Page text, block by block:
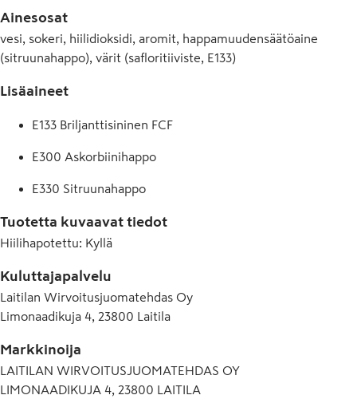
Ainesosat
vesi, sokeri, hiilidioksidi, aromit, happamuudensäätöaine
(sitruunahappo), värit (safloritiiviste, E133)
Lisäaineet
E133 Briljanttisininen FCF
E300 Askorbiinihappo
E330 Sitruunahappo
Tuotetta kuvaavat tiedot
Hiilihapotettu: Kyllä
Kuluttajapalvelu
Laitilan Wirvoitusjuomatehdas Oy
Limonaadikuja 4, 23800 Laitila
Markkinoija
LAITILAN WIRVOITUSJUOMATEHDAS OY
LIMONAADIKUJA 4, 23800 LAITILA